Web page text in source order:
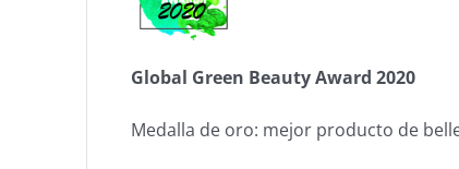
Global Green Beauty Award 2020
Medalla de oro: mejor producto de